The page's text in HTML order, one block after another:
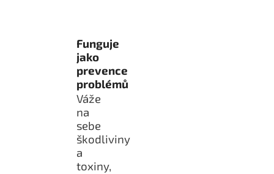
Funguje
jako
prevence
problémů
Váže
na
sebe
škodliviny
a
toxiny,